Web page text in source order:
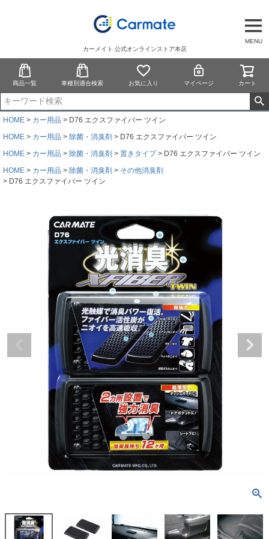
MENU
カーメイト 公式オンラインストア本店
商品一覧 車種別適合検索 お気に入り マイページ カート
HOME カー用品
D76 エクスファイバー ツイン
HOME
カー用品 除菌・消臭剤
D76 エクスファイバー ツイン
HOME
カー用品 除菌・消臭剤 置きタイプ
D76 エクスファイバー ツイン
HOME
カー用品 除菌・消臭剤
その他消臭剤
D76 エクスファイバー ツイン